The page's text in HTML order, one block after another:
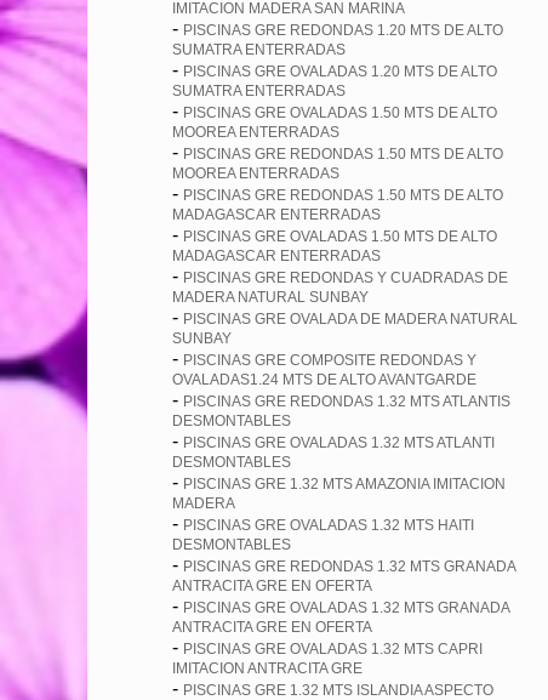
IMITACION MADERA SAN MARINA
- PISCINAS GRE REDONDAS 1.20 MTS DE ALTO
SUMATRA ENTERRADAS
- PISCINAS GRE OVALADAS 1.20 MTS DE ALTO
SUMATRA ENTERRADAS
- PISCINAS GRE OVALADAS 1.50 MTS DE ALTO
MOOREA ENTERRADAS
- PISCINAS GRE REDONDAS 1.50 MTS DE ALTO
MOOREA ENTERRADAS
- PISCINAS GRE REDONDAS 1.50 MTS DE ALTO
MADAGASCAR ENTERRADAS
- PISCINAS GRE OVALADAS 1.50 MTS DE ALTO
MADAGASCAR ENTERRADAS
- PISCINAS GRE REDONDAS Y CUADRADAS DE
MADERA NATURAL SUNBAY
- PISCINAS GRE OVALADA DE MADERA NATURAL
SUNBAY
- PISCINAS GRE COMPOSITE REDONDAS Y
OVALADAS1.24 MTS DE ALTO AVANTGARDE
- PISCINAS GRE REDONDAS 1.32 MTS ATLANTIS
DESMONTABLES
- PISCINAS GRE OVALADAS 1.32 MTS ATLANTI
DESMONTABLES
- PISCINAS GRE 1.32 MTS AMAZONIA IMITACION
MADERA
- PISCINAS GRE OVALADAS 1.32 MTS HAITI
DESMONTABLES
- PISCINAS GRE REDONDAS 1.32 MTS GRANADA
ANTRACITA GRE EN OFERTA
- PISCINAS GRE OVALADAS 1.32 MTS GRANADA
ANTRACITA GRE EN OFERTA
- PISCINAS GRE OVALADAS 1.32 MTS CAPRI
IMITACION ANTRACITA GRE
- PISCINAS GRE 1.32 MTS ISLANDIA ASPECTO